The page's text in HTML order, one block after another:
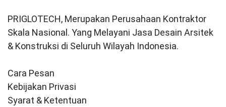
PRIGLOTECH, Merupakan Perusahaan Kontraktor
Skala Nasional. Yang Melayani Jasa Desain Arsitek
& Konstruksi di Seluruh Wilayah Indonesia.
Cara Pesan
Kebijakan Privasi
Syarat & Ketentuan